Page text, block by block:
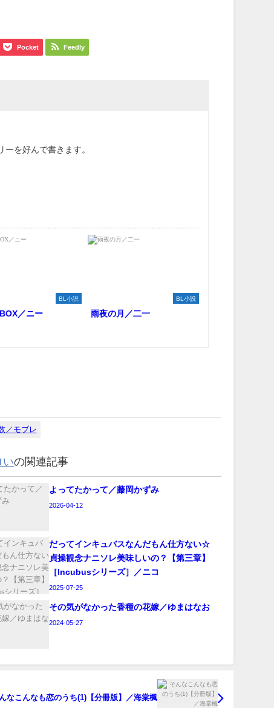
Pocket Feedly
を好んで書きます。
BL小説
／ニー
BL小説
雨夜の月／二一
／モブレ
いの関連記事
よってたかって／藤岡かずみ
2026-04-12
‪だってインキュバスなんだもん仕方ない☆
貞操観念ナニソレ美味しいの？【第三章】
［Incubusシリーズ］／ニコ
2025-07-25
その気がなかった香種の花嫁／ゆまはなお
2024-05-27
なこんなも恋のうち(1)【分冊版】／海棠楓